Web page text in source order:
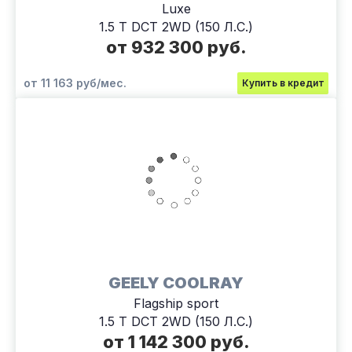
Luxe
1.5 T DCT 2WD (150 Л.С.)
от 932 300 руб.
от 11 163 руб/мес. Купить в кредит
GEELY COOLRAY
Flagship sport
1.5 T DCT 2WD (150 Л.С.)
от 1 142 300 руб.